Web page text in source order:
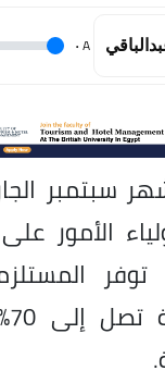
A
.
سبتمبر
الأمور